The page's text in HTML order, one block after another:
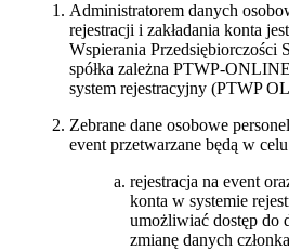
Administratorem danych
rejestracji i zakładania konta
Wspierania Przedsiębiorczości
spółka zależna PTWP-
system rejestracyjny (PTWP
Zebrane dane osobowe
event przetwarzane będą w
rejestracja na event
konta w systemie
umożliwiać dostęp do
zmianę danych